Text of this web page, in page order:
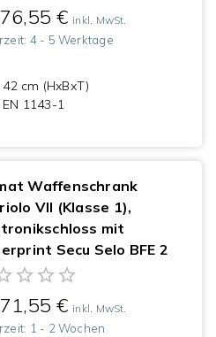
€ inkl. MwSt.
4 - 5 Werktage
cm (HxBxT)
1143-1
Waffenschrank
VII (Klasse 1),
mit
Secu Selo BFE 2
€ inkl. MwSt.
1 - 2 Wochen